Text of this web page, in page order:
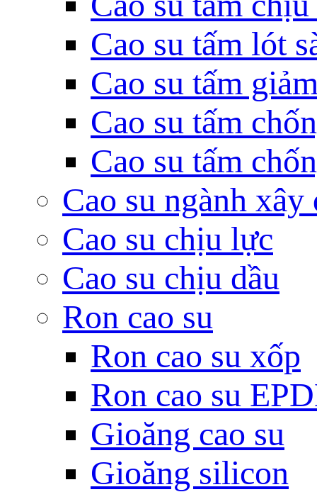
Cao su tấm lót
Cao su tấm
Cao su tấm
Cao su tấm
Cao su ngành xây
Cao su chịu lực
Cao su chịu dầu
Ron cao su
Ron cao su xốp
Ron cao su
Gioăng cao su
Gioăng silicon